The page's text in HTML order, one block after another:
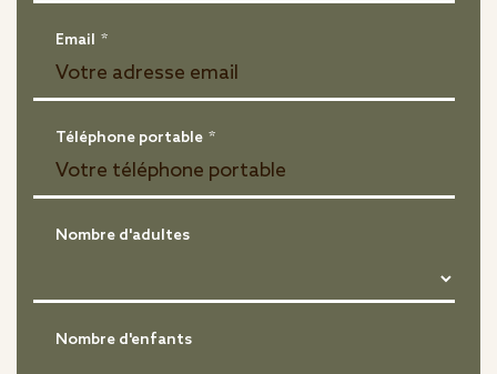
Email *
Téléphone portable *
Nombre d'adultes
Nombre d'enfants